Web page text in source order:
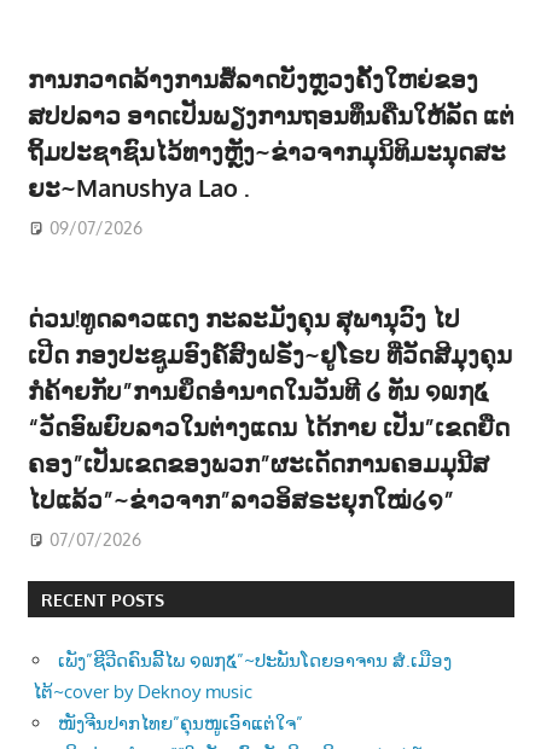
ການກວາດລ້າງການສໍ້ລາດບັງຫຼວງຄັ້ງໃຫຍ່ຂອງ
ສປປລາວ ອາດເປັນພຽງການຖອນທຶນຄືນໃຫ້ລັດ ແຕ່
ຖິ້ມປະຊາຊົນໄວ້ທາງຫຼັງ~ຂ່າວຈາກມຸນິທິມະນຸດສະ
ຍະ~Manushya Lao .
09/07/2026
ດ່ວນ!ທູດລາວແດງ ກະລະມັງຄຸນ ສຸພານຸວົງ ໄປ
ເປີດ ກອງປະຊູມອົງຄ໌ສົງຝຣັ່ງ~ຢູໂຣບ ທີ່ວັດສີມຸງຄຸນ
ກໍຄ້າຍກັບ”ການຍຶດອຳນາດໃນວັນທີ ໒ ທັນ ໑໙໗໕
“ວັດອົພຍົບລາວໃນຕ່າງແດນ ໄດ້ກາຍ ເປັນ”ເຂດຍືດ
ຄອງ”ເປັນເຂດຂອງພວກ”ຜະເດັດການຄອມມຸນີສ
ໄປແລ້ວ”~ຂ່າວຈາກ”ລາວອິສຣະຍຸກໃໝ່໒໑”
07/07/2026
RECENT POSTS
ເພັງ”ຊີວີດຄົນລີ້ໄພ ໑໙໗໕”~ປະພັນໂດຍອາຈານ ສໍ.ເມືອງ
ໄຕ້~cover by Deknoy music
ໜັງຈີນປາກໄທຍ”ຄຸນໜູເອົາແຕ່ໃຈ”